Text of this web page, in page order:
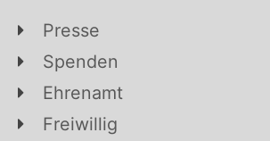
Presse
Spenden
Ehrenamt
Freiwillig